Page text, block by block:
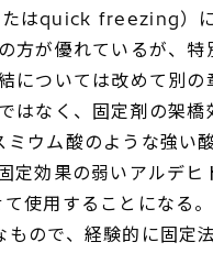
はquick freezing）
が優れているが、
ついては改めて別
なく、固定剤の架
ウム酸のような強い
効果の弱いアルデ
使用することになる
ので、経験的に固定